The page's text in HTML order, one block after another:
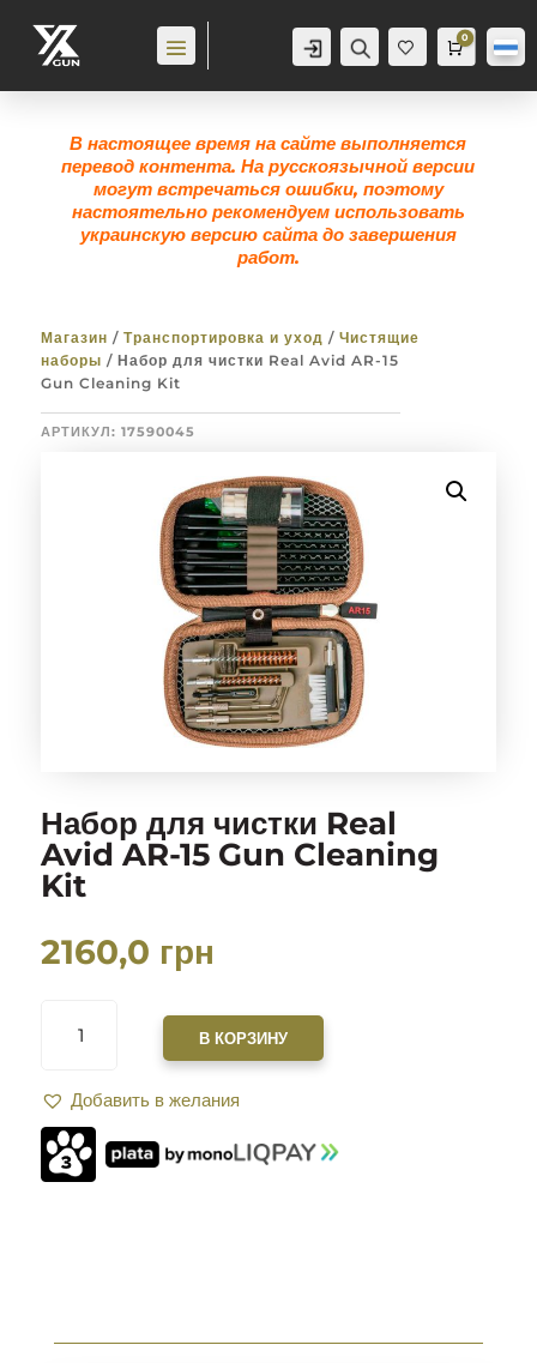
Аккаунт Поиск
Же
лан
Корзина
0
0,0грн
В настоящее время на сайте выполняется
перевод контента. На русскоязычной версии
могут встречаться ошибки, поэтому
настоятельно рекомендуем использовать
украинскую версию сайта до завершения
работ.
Магазин / Транспортировка и уход / Чистящие
наборы / Набор для чистки Real Avid AR-15
Gun Cleaning Kit
АРТИКУЛ: 17590045
Набор для чистки Real
Avid AR-15 Gun Cleaning
Kit
2160,0 грн
ТОВАРА
ЧИСТКИ
REAL
AVID
AR-
В КОРЗИНУ
Добавить в желания